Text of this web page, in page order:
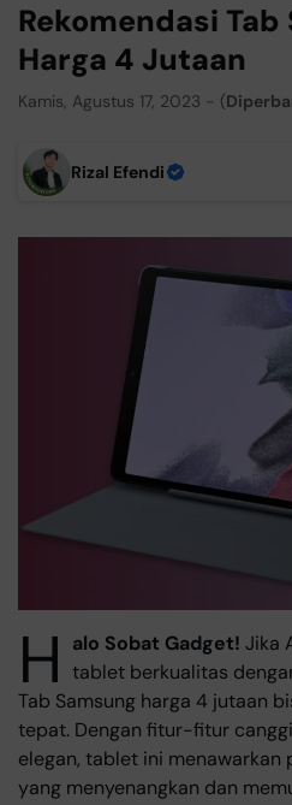
Rekomendasi Tab
Harga 4 Jutaan
Kamis, Agustus 17, 2023 - (
Rizal Efendi
H alo Sobat Gadget! Jika
tablet berkualitas
Tab Samsung harga 4 jutaan
tepat. Dengan fitur-fitur
elegan, tablet ini menawarkan
yang menyenangkan dan